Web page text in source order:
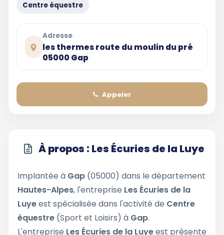
Centre équestre
Adresse
les thermes route du moulin du pré
05000 Gap
Appeler
À propos : Les Écuries de la Luye
Implantée à Gap (05000) dans le département
Hautes-Alpes, l'entreprise Les Écuries de la
Luyeest spécialisée dans l'activité de Centre
équestre (Sport et Loisirs) à Gap.
L'entreprise Les Écuries de la Luyeest présente